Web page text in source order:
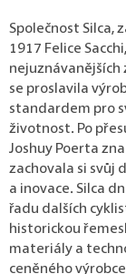
Společnost Silca,
1917 Felice
nejuznávanějších
se proslavila
standardem pro
životnost. Po
Joshuy Poerta
zachovala si svůj
a inovace. Silca
řadu dalších
historickou
materiály a
ceněného
r
u
č
u
j
e
m
e